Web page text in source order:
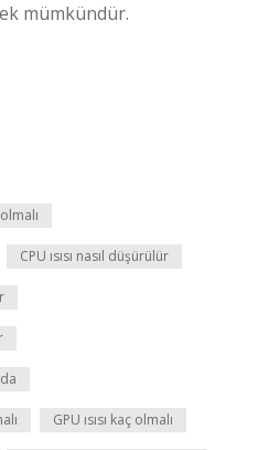
mümkündür.
CPU ısısı nasıl düşürülür
GPU ısısı kaç olmalı